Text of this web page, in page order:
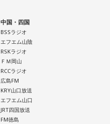
中国・四国
BSSラジオ
エフエム山陰
RSKラジオ
ＦＭ岡山
RCCラジオ
広島FM
KRY山口放送
エフエム山口
JRT四国放送
FM徳島